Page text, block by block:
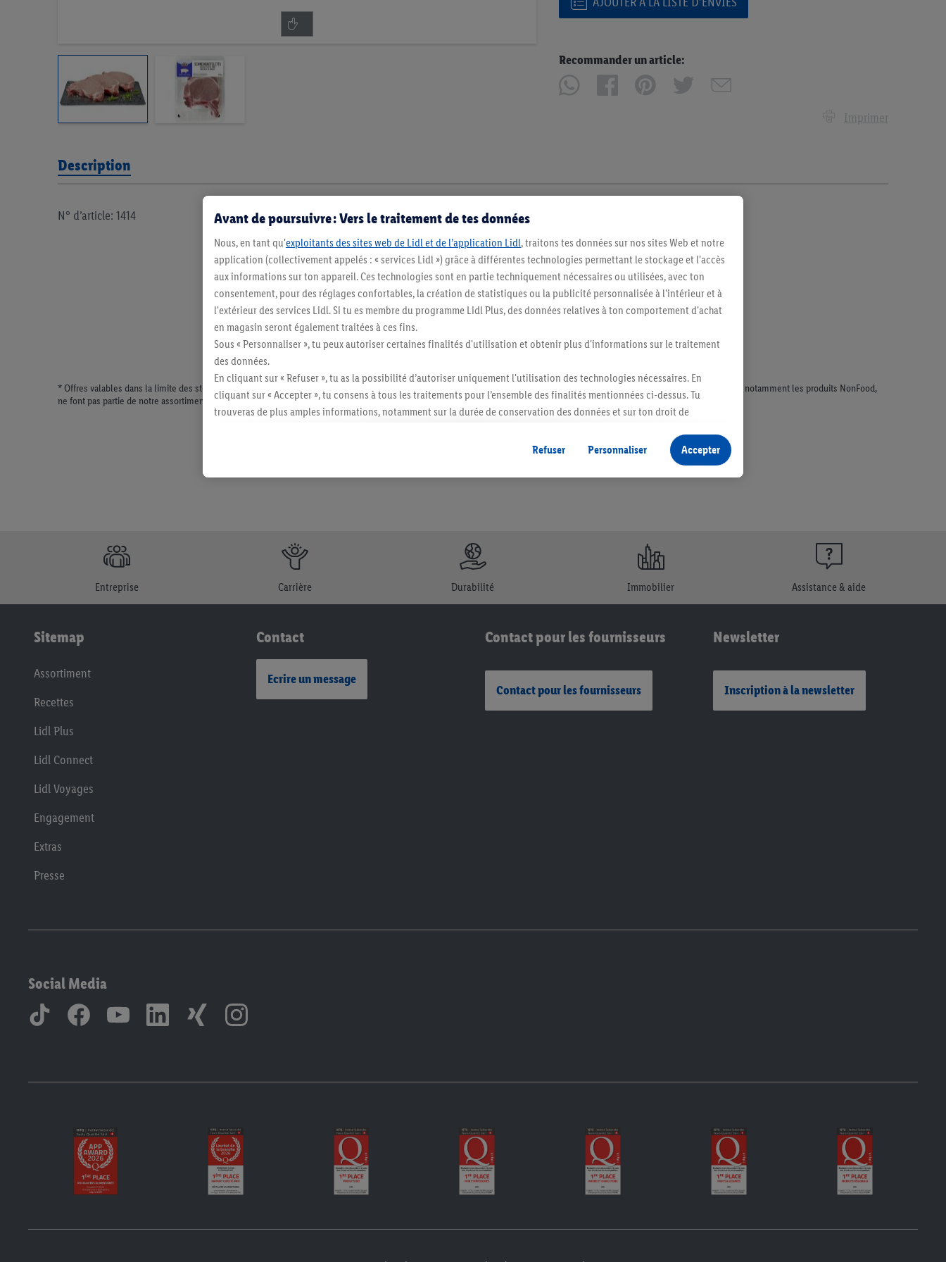
Recommander un article:
Imprimer
Description
N° d’article: 1414
* Offres valables dans la limite des stocks disponibles. Vente limitée à des quantités usuelles pour un ménage. Vendu sans décoration. Les produits faisant l'objet de la publicité, notamment les produits NonFood,
ne font pas partie de notre assortiment de produits permanents. Ill. semblables.
Entreprise Carrière Durabilité Immobilier Assistance & aide
Sitemap
Assortiment
Recettes
Lidl Plus
Lidl Connect
Lidl Voyages
Engagement
Extras
Presse
Contact
Ecrire un message
Contact pour les fournisseurs
Contact pour les fournisseurs
Newsletter
Inscription à la newsletter
Social Media
Avant de poursuivre : Vers le traitement de tes données
Nous, en tant qu'exploitants des sites web de Lidl et de l’application Lidl, traitons tes données sur nos sites Web et notre
application (collectivement appelés : « services Lidl ») grâce à différentes technologies permettant le stockage et l'accès
aux informations sur ton appareil. Ces technologies sont en partie techniquement nécessaires ou utilisées, avec ton
consentement, pour des réglages confortables, la création de statistiques ou la publicité personnalisée à l'intérieur et à
l'extérieur des services Lidl. Si tu es membre du programme Lidl Plus, des données relatives à ton comportement d'achat
en magasin seront également traitées à ces fins.
Sous « Personnaliser », tu peux autoriser certaines finalités d'utilisation et obtenir plus d'informations sur le traitement
des données.
En cliquant sur « Refuser », tu as la possibilité d’autoriser uniquement l'utilisation des technologies nécessaires. En
cliquant sur « Accepter », tu consens à tous les traitements pour l’ensemble des finalités mentionnées ci-dessus. Tu
trouveras de plus amples informations, notamment sur la durée de conservation des données et sur ton droit de
Refuser Personnaliser Accepter